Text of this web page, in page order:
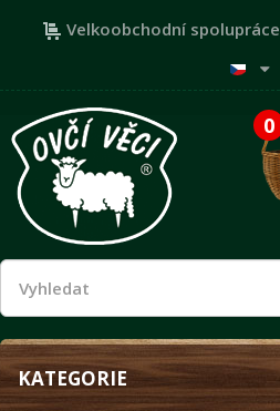
Velkoobchodní spolupráce
0
KATEGORIE